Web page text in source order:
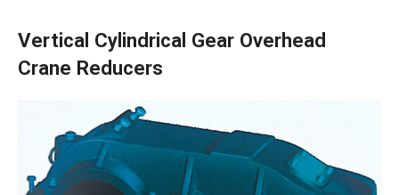
Vertical Cylindrical Gear Overhead
Crane Reducers